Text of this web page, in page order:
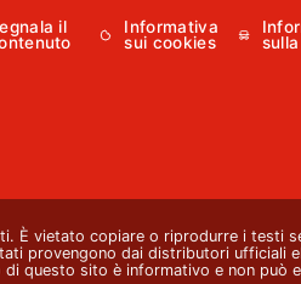
il
Informativa
sui cookies
È vietato copiare o riprodurre i testi
provengono dai distributori ufficiali
questo sito è informativo e non